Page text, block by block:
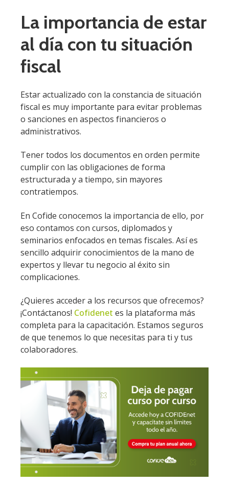
La importancia de estar
al día con tu situación
fiscal
Estar actualizado con la constancia de situación
fiscal es muy importante para evitar problemas
o sanciones en aspectos financieros o
administrativos.
Tener todos los documentos en orden permite
cumplir con las obligaciones de forma
estructurada y a tiempo, sin mayores
contratiempos.
En Cofide conocemos la importancia de ello, por
eso contamos con cursos, diplomados y
seminarios enfocados en temas fiscales. Así es
sencillo adquirir conocimientos de la mano de
expertos y llevar tu negocio al éxito sin
complicaciones.
¿Quieres acceder a los recursos que ofrecemos?
¡Contáctanos! Cofidenet es la plataforma más
completa para la capacitación. Estamos seguros
de que tenemos lo que necesitas para ti y tus
colaboradores.